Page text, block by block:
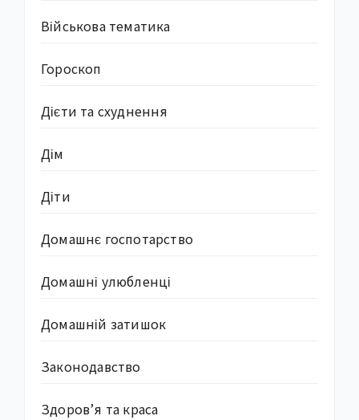
Військова тематика
Гороскоп
Дієти та схуднення
Дім
Діти
Домашнє госпотарство
Домашні улюбленці
Домашній затишок
Законодавство
Здоров’я та краса